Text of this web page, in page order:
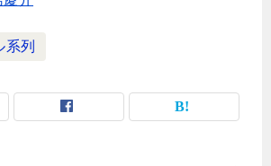
系列